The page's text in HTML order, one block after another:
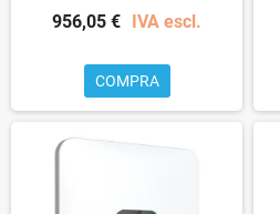
956,05 € IVA escl.
COMPRA